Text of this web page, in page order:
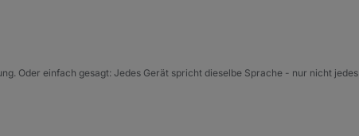
Oder einfach gesagt: Jedes Gerät spricht dieselbe Sprache - nur nicht jedes